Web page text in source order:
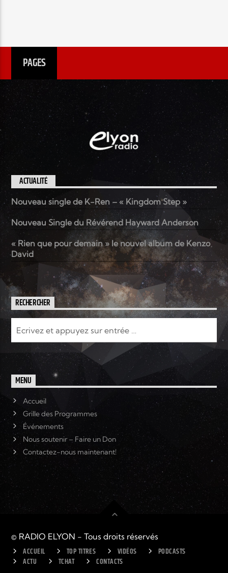
PAGES
ACTUALITÉ
Nouveau single de K-Ren – « Kingdom Step »
Nouveau Single du Révérend Hayward Anderson
« Rien que pour demain » le nouvel album de Kenzo
David
RECHERCHER
MENU
Accueil
Grille des Programmes
Événements
Nous soutenir – Faire un Don
Contactez-nous maintenant!
© RADIO ELYON - Tous droits réservés
ACCUEIL TOP TITRES VIDÉOS
PODCASTS
ACTU
TCHAT CONTACTS